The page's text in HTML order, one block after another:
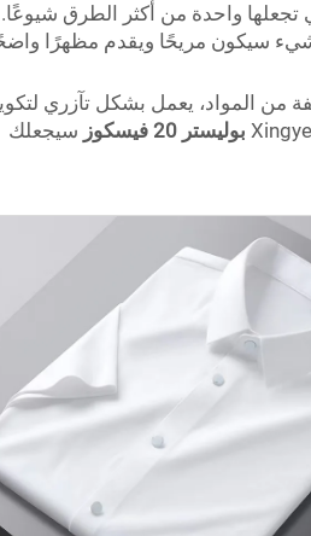
تجعلها واحدة من أكثر الطرق شيوعًا.
شيء سيكون مريحًا ويقدم مظهرًا
من المواد، يعمل بشكل تآزري
سيجعلك